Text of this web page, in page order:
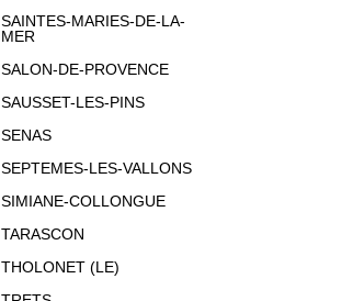
SAINTES-MARIES-DE-LA-
MER
SALON-DE-PROVENCE
SAUSSET-LES-PINS
SENAS
SEPTEMES-LES-VALLONS
SIMIANE-COLLONGUE
TARASCON
THOLONET (LE)